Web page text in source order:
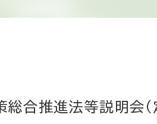
合推進法等説明会